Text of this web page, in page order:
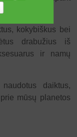
kokybiškus bei
drabužius iš
ir namų
daiktus,
mūsų planetos